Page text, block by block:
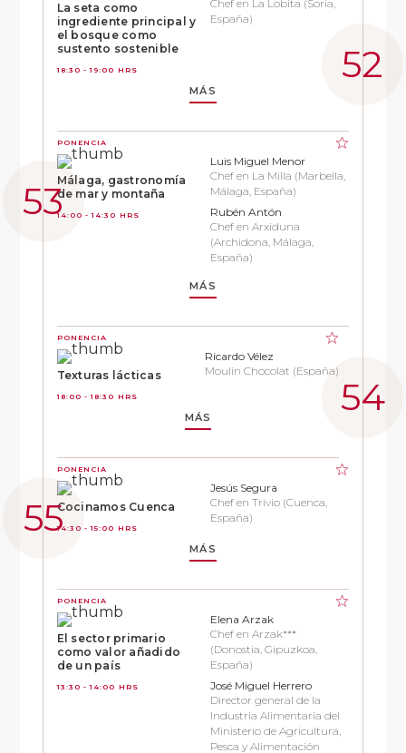
La seta como
ingrediente principal y
el bosque como
sustento sostenible
18:30 - 19:00 HRS
Chef en La Lobita (Soria,
España)
MÁS
PONENCIA
Málaga, gastronomía
de mar y montaña
14:00 - 14:30 HRS
Luis Miguel Menor
Chef en La Milla (Marbella,
Málaga, España)
Rubén Antón
Chef en Arxiduna
(Archidona, Málaga,
España)
MÁS
PONENCIA
Texturas lácticas
18:00 - 18:30 HRS
Ricardo Vélez
Moulin Chocolat (España)
MÁS
PONENCIA
Cocinamos Cuenca
14:30 - 15:00 HRS
Jesús Segura
Chef en Trivio (Cuenca,
España)
MÁS
PONENCIA
El sector primario
como valor añadido
de un país
13:30 - 14:00 HRS
Elena Arzak
Chef en Arzak***
(Donostia, Gipuzkoa,
España)
José Miguel Herrero
Director general de la
Industria Alimentaria del
Ministerio de Agricultura,
Pesca y Alimentación